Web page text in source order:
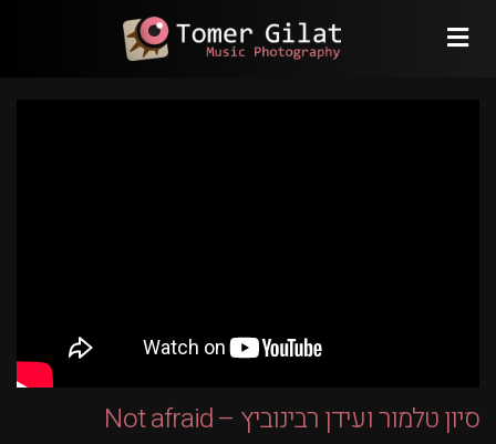
סיון טלמור ועידן רבינוביץ – Not afraid